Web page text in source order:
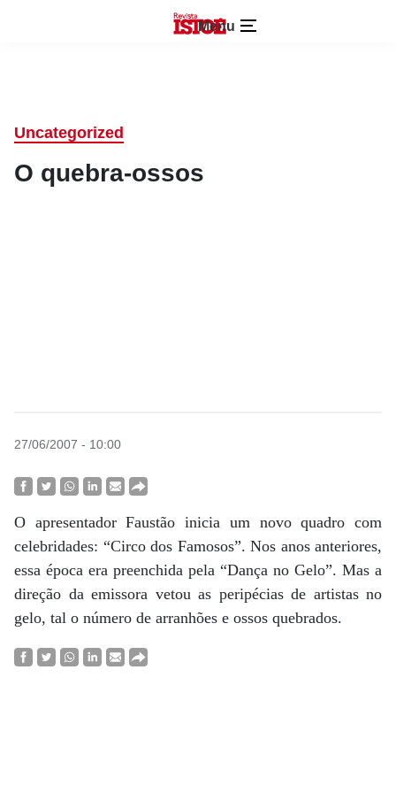
Menu
Uncategorized
O quebra-ossos
27/06/2007 - 10:00
O apresentador Faustão inicia um novo quadro com
celebridades: “Circo dos Famosos”. Nos anos anteriores,
essa época era preenchida pela “Dança no Gelo”. Mas a
direção da emissora vetou as peripécias de artistas no
gelo, tal o número de arranhões e ossos quebrados.